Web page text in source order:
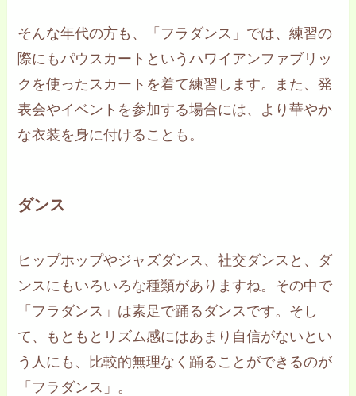
そんな年代の方も、「フラダンス」では、練習の
際にもパウスカートというハワイアンファブリッ
クを使ったスカートを着て練習します。また、発
表会やイベントを参加する場合には、より華やか
な衣装を身に付けることも。
ダンス
ヒップホップやジャズダンス、社交ダンスと、ダ
ンスにもいろいろな種類がありますね。その中で
「フラダンス」は素足で踊るダンスです。そし
て、もともとリズム感にはあまり自信がないとい
う人にも、比較的無理なく踊ることができるのが
「フラダンス」。